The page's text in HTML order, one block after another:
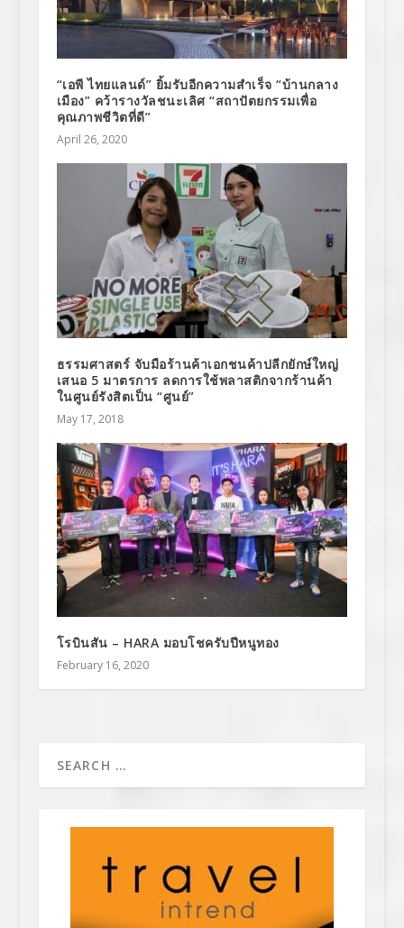
“เอพี ไทยแลนด์” ยิ้มรับอีกความสำเร็จ “บ้านกลาง
เมือง” คว้ารางวัลชนะเลิศ “สถาปัตยกรรมเพื่อ
คุณภาพชีวิตที่ดี”
April 26, 2020
ธรรมศาสตร์ จับมือร้านค้าเอกชนค้าปลีกยักษ์ใหญ่
เสนอ 5 มาตรการ ลดการใช้พลาสติกจากร้านค้า
ในศูนย์รังสิตเป็น “ศูนย์”
May 17, 2018
โรบินสัน – HARA มอบโชครับปีหนูทอง
February 16, 2020